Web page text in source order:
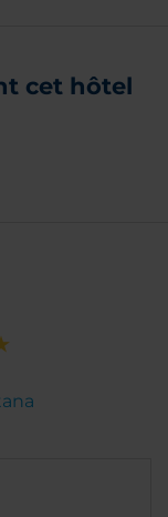
cet hôtel